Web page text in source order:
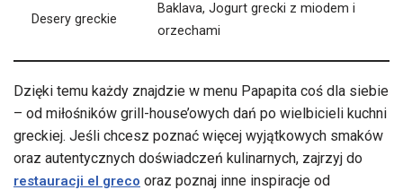
Desery greckie
Baklava, Jogurt grecki z miodem i
orzechami
Dzięki temu każdy znajdzie w menu Papapita coś dla siebie
– od miłośników grill-house’owych dań po wielbicieli kuchni
greckiej. Jeśli chcesz poznać więcej wyjątkowych smaków
oraz autentycznych doświadczeń kulinarnych, zajrzyj do
restauracji el greco oraz poznaj inne inspiracje od